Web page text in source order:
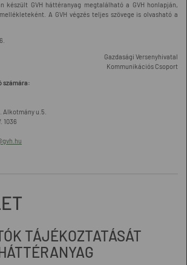
készült GVH háttéranyag megtalálható a GVH honlapján,
A GVH végzés teljes szövege is olvasható a
Gazdasági Versenyhivatal
Kommunikációs Csoport
számára:
Alkotmány u.5.
1036
TÁJÉKOZTATÁSÁT